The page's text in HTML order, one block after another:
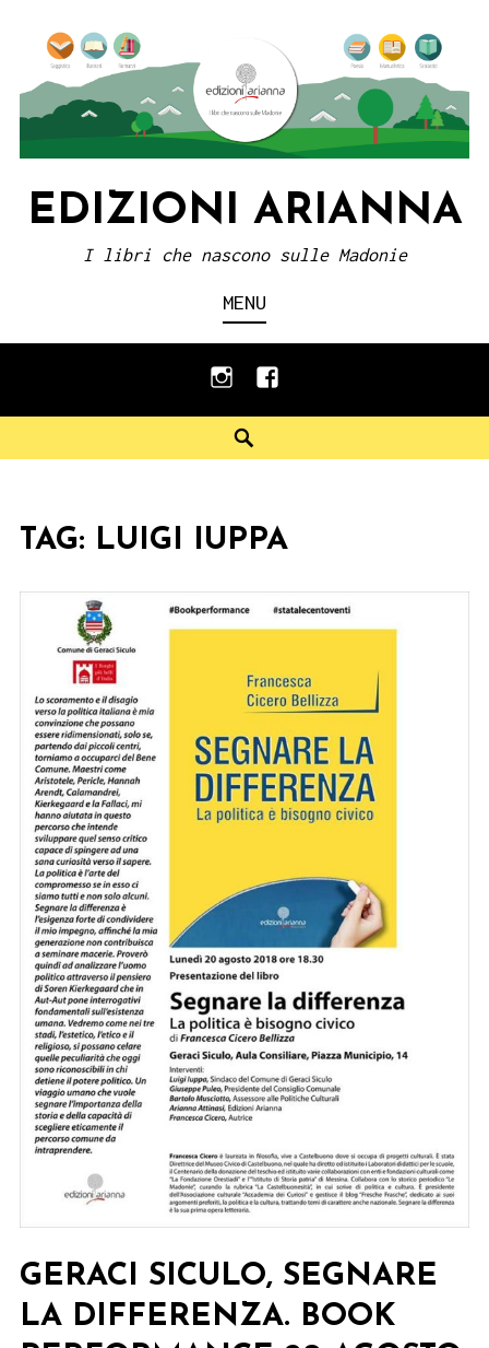
content
EDIZIONI ARIANNA
I libri che nascono sulle Madonie
MENU
instagramfacebook
TAG: LUIGI IUPPA
GERACI SICULO, SEGNARE
LA DIFFERENZA. BOOK